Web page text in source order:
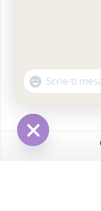
WhatsApp